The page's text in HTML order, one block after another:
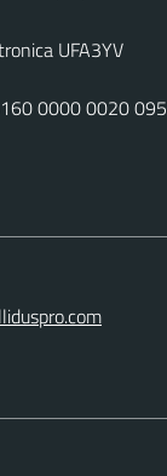
UFA3YV
0000 0020 095